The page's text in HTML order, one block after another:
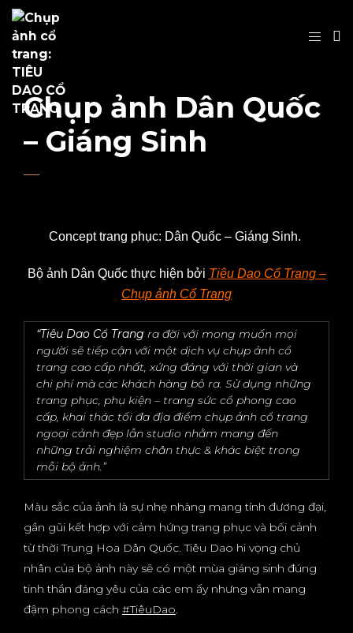
Chụp ảnh Dân Quốc
– Giáng Sinh
Concept trang phục: Dân Quốc – Giáng Sinh.
Bộ ảnh Dân Quốc thực hiện bởi Tiêu Dao Cổ Trang –
Chụp ảnh Cổ Trang
“Tiêu Dao Cổ Trang ra đời với mong muốn mọi
người sẽ tiếp cận với một dịch vụ chụp ảnh cổ
trang cao cấp nhất, xứng đáng với thời gian và
chi phí mà các khách hàng bỏ ra. Sử dụng những
trang phục, phụ kiện – trang sức cổ phong cao
cấp, khai thác tối đa địa điểm chụp ảnh cổ trang
ngoại cảnh đẹp lẫn studio nhằm mang đến
những trải nghiệm chân thực & khác biệt trong
mỗi bộ ảnh.”
Màu sắc của ảnh là sự nhẹ nhàng mang tính đương đại,
gần gũi kết hợp với cảm hứng trang phục và bối cảnh
từ thời Trung Hoa Dân Quốc. Tiêu Dao hi vọng chủ
nhân của bộ ảnh này sẽ có một mùa giáng sinh đúng
tinh thần đáng yêu của các em ấy nhưng vẫn mang
đậm phong cách #TiêuDao.